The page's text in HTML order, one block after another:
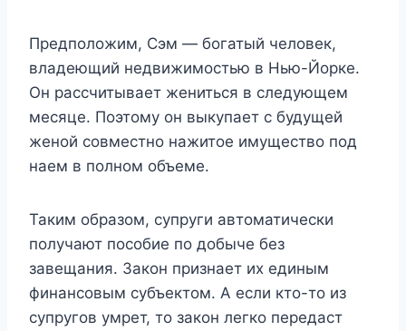
Предположим, Сэм — богатый человек,
владеющий недвижимостью в Нью-Йорке.
Он рассчитывает жениться в следующем
месяце. Поэтому он выкупает с будущей
женой совместно нажитое имущество под
наем в полном объеме.
Таким образом, супруги автоматически
получают пособие по добыче без
завещания. Закон признает их единым
финансовым субъектом. А если кто-то из
супругов умрет, то закон легко передаст